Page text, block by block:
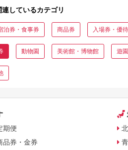
【2026年】ふるさと納税
100万円の寄付でもらえるお
すすめ返礼品！
しているカテゴリ
泊券・食事券 商品券 入場券・優
動物園 美術館・博物館 遊
期便
品券・金券